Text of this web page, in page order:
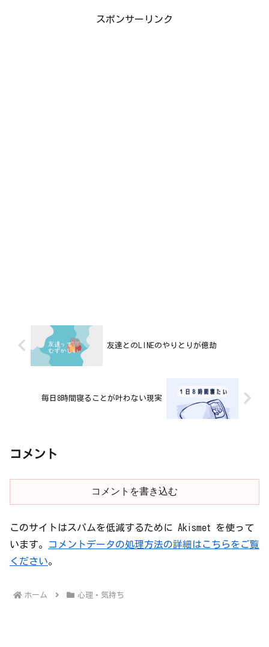
スポンサーリンク
友達とのLINEのやりとりが億劫
毎日8時間寝ることが叶わない現実
コメント
コメントを書き込む
このサイトはスパムを低減するために Akismet を使って
います。
コメントデータの処理方法の詳細はこちらをご覧
ください。
ホーム 心理・気持ち